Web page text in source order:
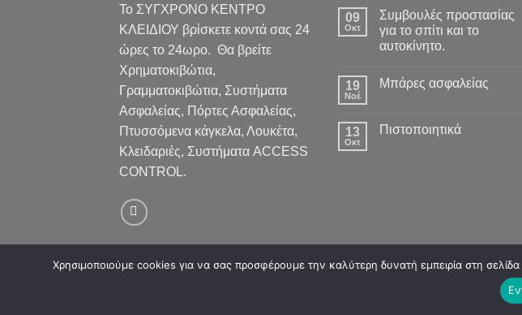
Το ΣΥΓΧΡΟΝΟ ΚΕΝΤΡΟ
ΚΛΕΙΔΙΟΥ βρίσκετε κοντά σας 24
ώρες το 24ωρο. Θα βρείτε
Χρηματοκιβώτια,
Γραμματοκιβώτια, Συστήματα
Ασφαλείας, Πόρτες Ασφαλείας,
Πτυσσόμενα κάγκελα, Λουκέτα,
Κλειδαριές, Συστήματα ACCESS
CONTROL.
09
Οκτ
Συμβουλές προστασίας
για το σπίτι και το
αυτοκίνητο.
19
Νοέ
Μπάρες ασφαλείας
13
Οκτ
Πιστοποιητικά
Copyright 2026 © Flatsome Theme
Χρησιμοποιούμε cookies για να σας προσφέρουμε την καλύτερη δυνατή εμπειρία στη